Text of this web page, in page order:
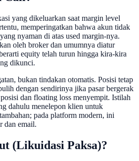
yang dikeluarkan saat margin level
memperingatkan bahwa akun tidak
nyaman di atas used margin-nya.
oleh broker dan umumnya diatur
equity telah turun hingga kira-kira
dikunci.
bukan tindakan otomatis. Posisi tetap
dengan sendirinya jika pasar bergerak
dan floating loss menyempit. Istilah
dahulu menelepon klien untuk
pada platform modern, ini
dan email.
(Likuidasi Paksa)?